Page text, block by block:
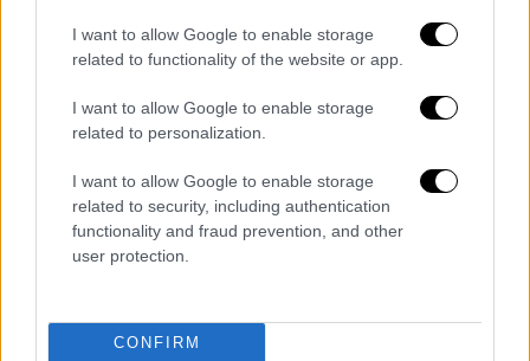
I want to allow Google to enable storage
related to functionality of the website or app.
I want to allow Google to enable storage
related to personalization.
I want to allow Google to enable storage
related to security, including authentication
functionality and fraud prevention, and other
user protection.
CONFIRM
Αύριο πρέπει να είμαστε όλοι εκεί. Κάθε
μάχη είναι και ένας σπόρος για τη νίκη».